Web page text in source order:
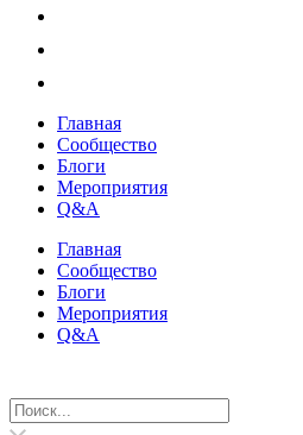
Главная
Сообщество
Блоги
Мероприятия
Q&A
Главная
Сообщество
Блоги
Мероприятия
Q&A